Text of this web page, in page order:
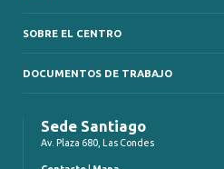
SOBRE EL CENTRO
DOCUMENTOS DE TRABAJO
Sede Santiago
Av. Plaza 680, Las Condes